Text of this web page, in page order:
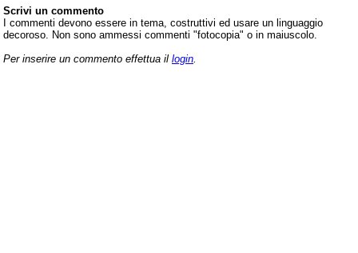
Scrivi un commento
I commenti devono essere in tema, costruttivi ed usare un linguaggio
decoroso. Non sono ammessi commenti "fotocopia" o in maiuscolo.
Per inserire un commento effettua il login